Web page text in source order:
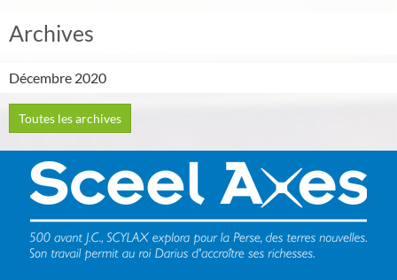
Archives
Décembre 2020
Toutes les archives